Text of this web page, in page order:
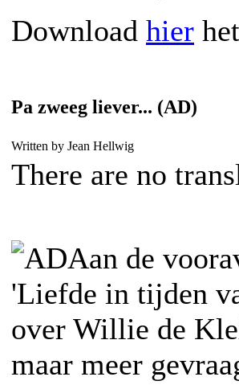
Download hier
Pa zweeg liever... (AD)
Written by Jean Hellwig
There are no
Aan de
'Liefde in tijden
over Willie de
maar meer